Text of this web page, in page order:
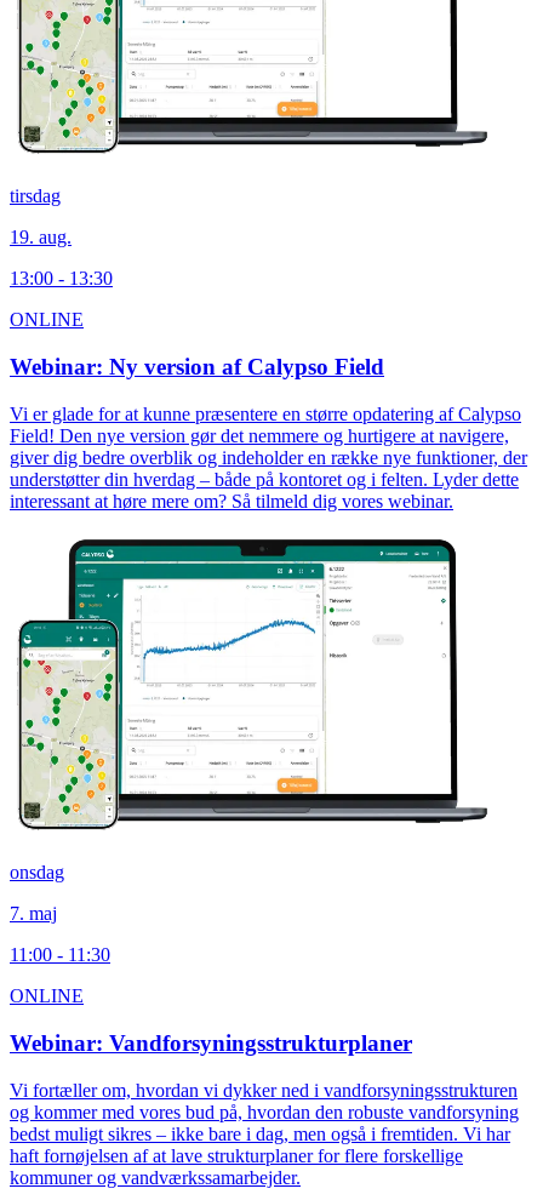
tirsdag
19. aug.
13:00 - 13:30
ONLINE
Webinar: Ny version af Calypso Field
Vi er glade for at kunne præsentere en større opdatering af Calypso
Field! Den nye version gør det nemmere og hurtigere at navigere,
giver dig bedre overblik og indeholder en række nye funktioner, der
understøtter din hverdag – både på kontoret og i felten. Lyder dette
interessant at høre mere om? Så tilmeld dig vores webinar.
onsdag
7. maj
11:00 - 11:30
ONLINE
Webinar: Vandforsyningsstrukturplaner
Vi fortæller om, hvordan vi dykker ned i vandforsyningsstrukturen
og kommer med vores bud på, hvordan den robuste vandforsyning
bedst muligt sikres – ikke bare i dag, men også i fremtiden. Vi har
haft fornøjelsen af at lave strukturplaner for flere forskellige
kommuner og vandværkssamarbejder.